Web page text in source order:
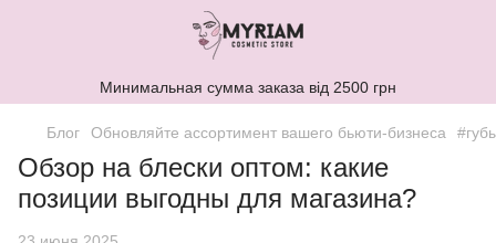
Минимальная сумма заказа від 2500 грн
Блог Обновляйте ассортимент вашего бьюти-бизнеса
Обзор на блески оптом: какие
позиции выгодны для магазина?